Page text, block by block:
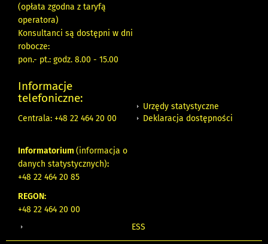
(opłata zgodna z taryfą
operatora)
Konsultanci są dostępni w dni
robocze:
pon.- pt.: godz. 8.00 - 15.00
Informacje
telefoniczne:
Centrala: +48 22 464 20 00
Informatorium (informacja o
danych statystycznych):
+48 22 464 20 85
REGON:
+48 22 464 20 00
Urzędy statystyczne
Deklaracja dostępności
ESS